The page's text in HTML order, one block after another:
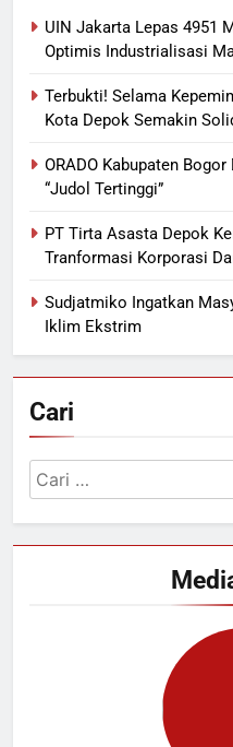
UIN Jakarta Lepas 4951
Optimis Industrialisasi
Terbukti! Selama
Kota Depok Semakin
ORADO Kabupaten
“Judol Tertinggi”
PT Tirta Asasta Depok
Tranformasi Korporasi
Sudjatmiko Ingatkan
Iklim Ekstrim
Cari
Cari
untuk: